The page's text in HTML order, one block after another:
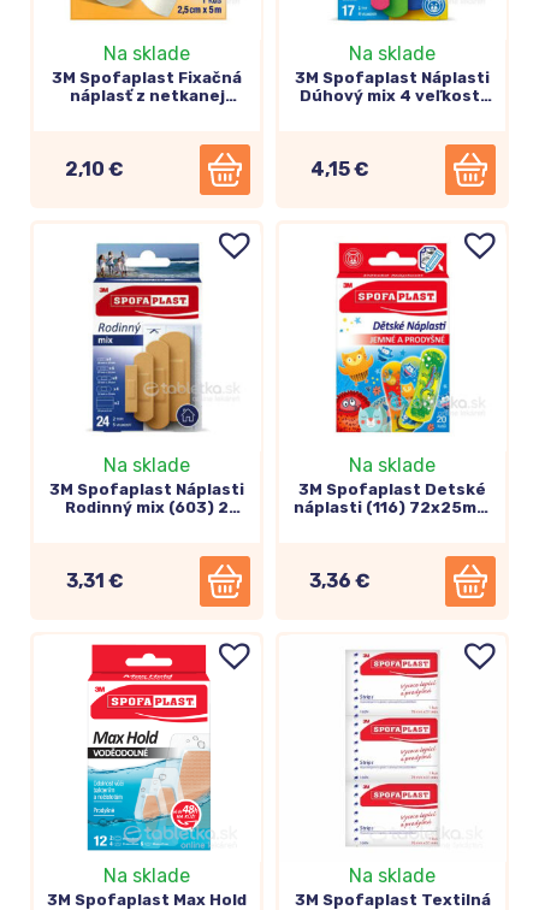
Na sklade
3M Spofaplast Fixačná
náplasť z netkanej
2,10 €
Na sklade
3M Spofaplast Náplasti
Dúhový mix 4 veľkosti
4,15 €
Na sklade
3M Spofaplast Náplasti
Rodinný mix (603) 2
3,31 €
Na sklade
3M Spofaplast Detské
náplasti (116) 72x25mm
3,36 €
Na sklade
3M Spofaplast Max Hold
Na sklade
3M Spofaplast Textilná